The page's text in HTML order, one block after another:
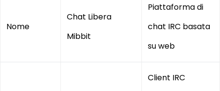
Nome
Chat Libera
Mibbit
Piattaforma di
chat IRC basata
su web
Client IRC